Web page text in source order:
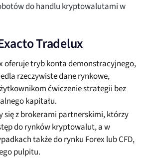
do handlu kryptowalutami w
Tradelux
oferuje tryb konta demonstracyjnego,
rzeczywiste dane rynkowe,
ćwiczenie strategii bez
kapitału.
się z brokerami partnerskimi, którzy
do rynków kryptowalut, a w
także do rynku Forex lub CFD,
pulpitu.